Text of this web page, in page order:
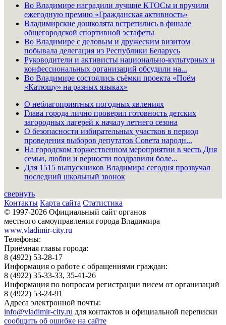
Во Владимире наградили лучшие КТОСы и вручили
ежегодную премию «Гражданская активность»
Владимирские дошколята встретились в финале
общегородской спортивной эстафеты
Во Владимире с деловым и дружеским визитом
побывала делегация из Республики Беларусь
Руководители и активисты национально-культурных и
конфессиональных организаций обсудили на...
Во Владимире состоялись съёмки проекта «Поём
«Катюшу» на разных языках»
О неблагоприятных погодных явлениях
Глава города лично проверил готовность детских
загородных лагерей к началу летнего сезона
О безопасности избирательных участков в период
проведения выборов депутатов Совета народн...
На городском торжественном мероприятии в честь Дня
семьи, любви и верности поздравили боле...
Для 1515 выпускников Владимира сегодня прозвучал
последний школьный звонок
свернуть
Контакты Карта сайта Статистика
© 1997-2026 Официальный сайт органов
местного самоуправления города Владимира
www.vladimir-city.ru
Телефоны:
Приёмная главы города:
8 (4922) 53-28-17
Информация о работе с обращениями граждан:
8 (4922) 35-33-33, 35-41-26
Информация по вопросам регистрации писем от организаций
8 (4922) 53-24-91
Адреса электронной почты:
info@vladimir-city.ru для контактов и официальной переписки
сообщить об ошибке на сайте